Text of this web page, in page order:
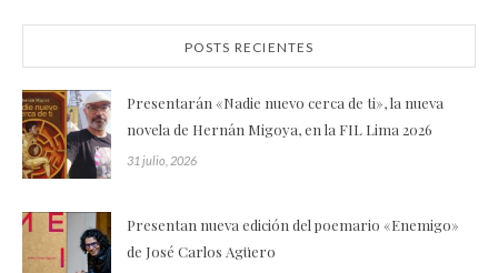
POSTS RECIENTES
Presentarán «Nadie nuevo cerca de ti», la nueva
novela de Hernán Migoya, en la FIL Lima 2026
31 julio, 2026
Presentan nueva edición del poemario «Enemigo»
de José Carlos Agüero